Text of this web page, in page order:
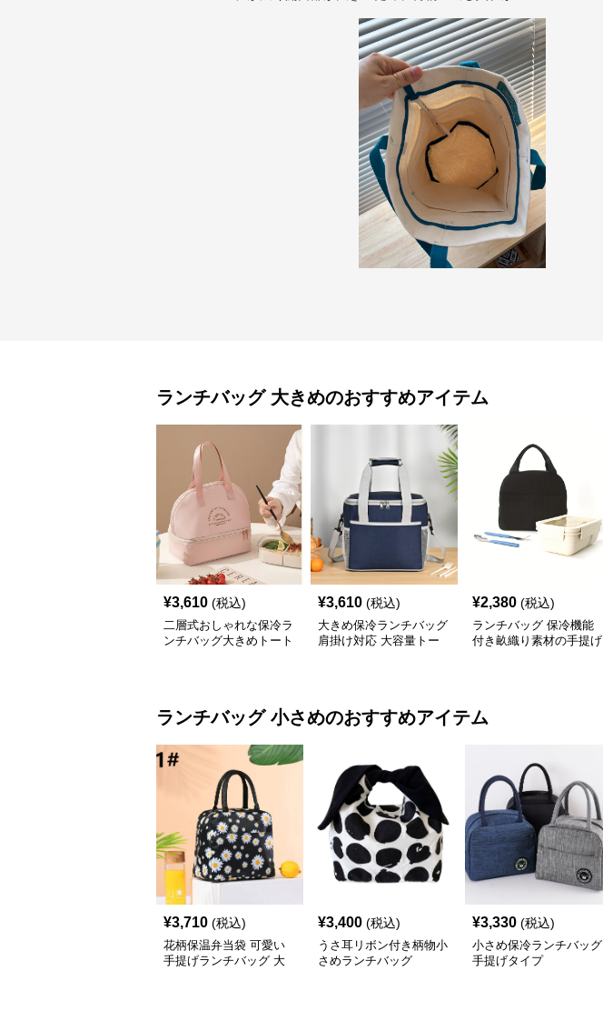
ランチバッグ 大きめのおすすめアイテム
¥3,610 (税込)
二層式おしゃれな保冷ラ
ンチバッグ大きめトート
¥3,610 (税込)
大きめ保冷ランチバッグ
肩掛け対応 大容量トー
¥2,380 (税込)
ランチバッグ 保冷機能
付き畝織り素材の手提げ
ランチバッグ 小さめのおすすめアイテム
¥3,710 (税込)
花柄保温弁当袋 可愛い
手提げランチバッグ 大
¥3,400 (税込)
うさ耳リボン付き柄物小
さめランチバッグ
¥3,330 (税込)
小さめ保冷ランチバッグ
手提げタイプ